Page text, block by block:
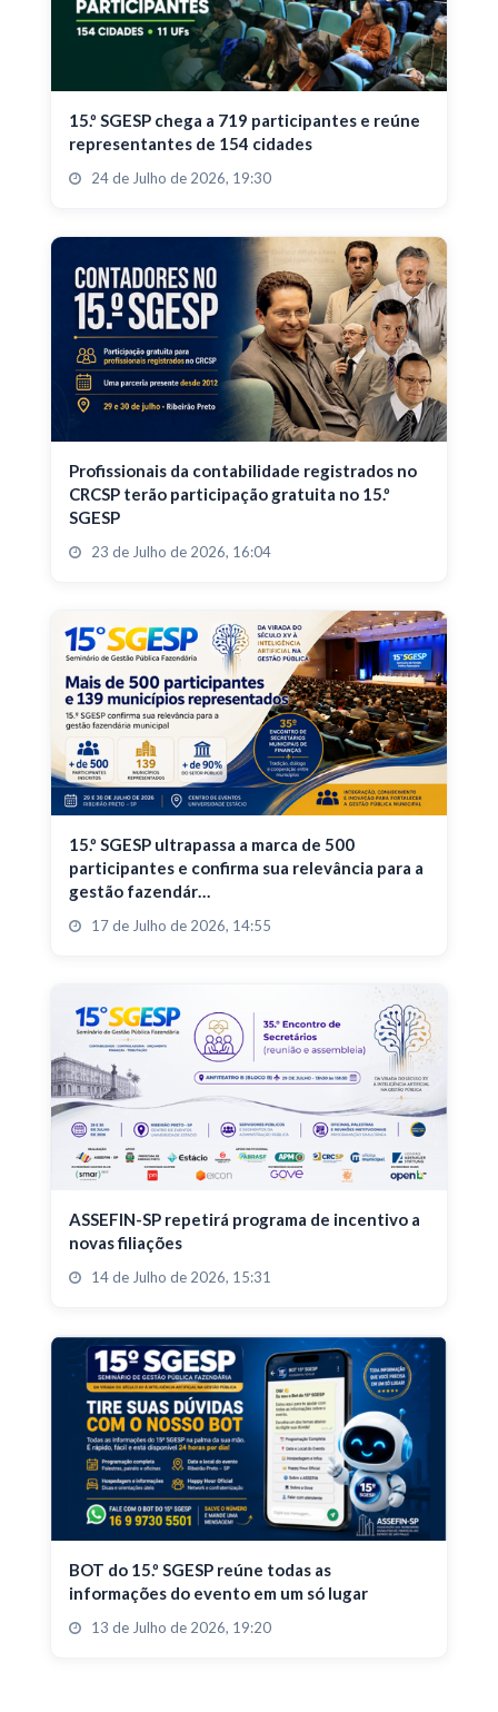
15.º SGESP chega a 719 participantes e reúne
representantes de 154 cidades
24 de Julho de 2026, 19:30
Profissionais da contabilidade registrados no
CRCSP terão participação gratuita no 15.º
SGESP
23 de Julho de 2026, 16:04
15.º SGESP ultrapassa a marca de 500
participantes e confirma sua relevância para a
gestão fazendár…
17 de Julho de 2026, 14:55
ASSEFIN-SP repetirá programa de incentivo a
novas filiações
14 de Julho de 2026, 15:31
BOT do 15.º SGESP reúne todas as
informações do evento em um só lugar
13 de Julho de 2026, 19:20